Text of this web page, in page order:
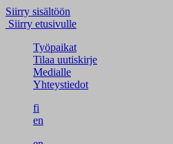
Siirry sisältöön
Siirry etusivulle
Työpaikat
Tilaa uutiskirje
Medialle
Yhteystiedot
fi
en